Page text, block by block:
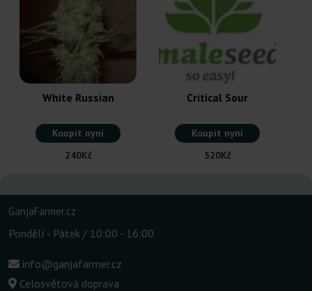
White Russian
Koupit nyní
240Kč
Critical Sour
Koupit nyní
520Kč
GanjaFarmer.cz
Pondělí - Pátek / 10:00 - 16:00
info@ganjafarmer.cz
Celosvětová doprava